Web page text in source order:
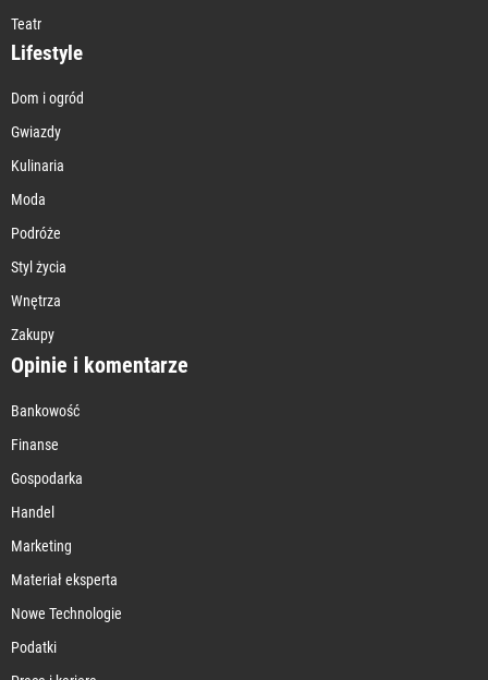
Teatr
Lifestyle
Dom i ogród
Gwiazdy
Kulinaria
Moda
Podróże
Styl życia
Wnętrza
Zakupy
Opinie i komentarze
Bankowość
Finanse
Gospodarka
Handel
Marketing
Materiał eksperta
Nowe Technologie
Podatki